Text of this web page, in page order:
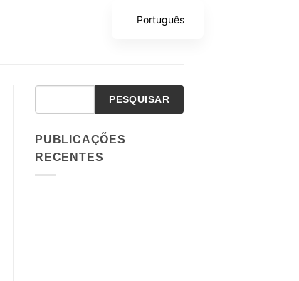
PESQUISAR
PUBLICAÇÕES
RECENTES
Português